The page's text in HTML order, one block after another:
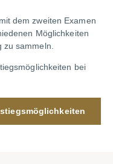
dem zweiten Examen
Möglichkeiten
sammeln.
bei